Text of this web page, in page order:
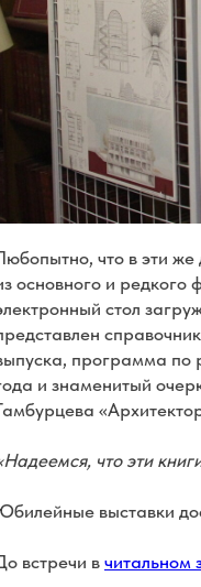
что в эти
основного и
стол
программа по
и знаменитый
что эти
выставки
встречи в читальном